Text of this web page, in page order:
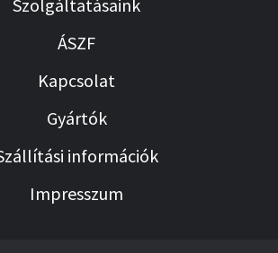
Szolgáltatásaink
ÁSZF
Kapcsolat
Gyártók
információk
Impresszum